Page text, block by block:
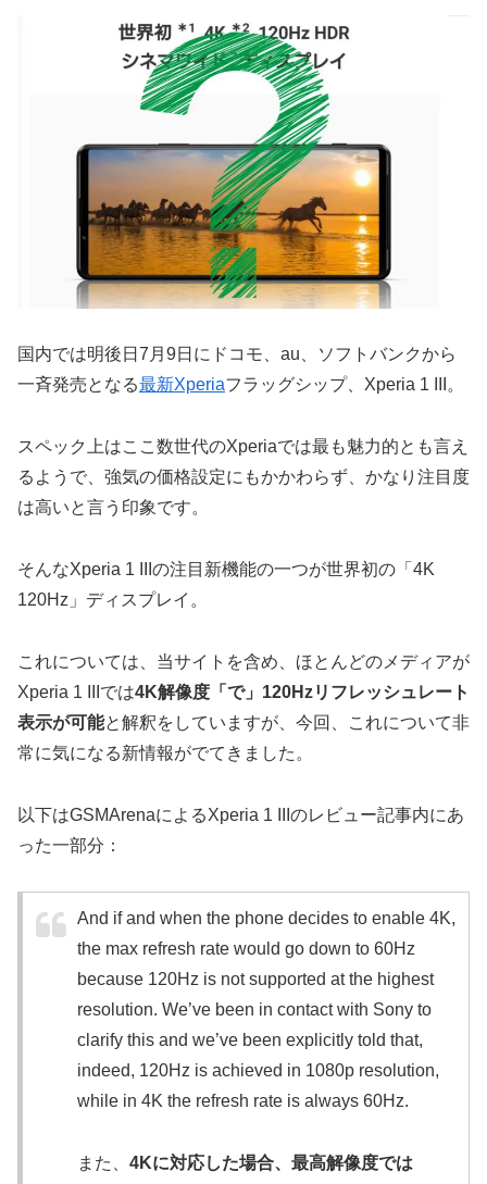
国内では明後日7月9日にドコモ、au、ソフトバンクから
一斉発売となる最新Xperiaフラッグシップ、Xperia 1 III。
スペック上はここ数世代のXperiaでは最も魅力的とも言え
るようで、強気の価格設定にもかかわらず、かなり注目度
は高いと言う印象です。
そんなXperia 1 IIIの注目新機能の一つが世界初の「4K
120Hz」ディスプレイ。
これについては、当サイトを含め、ほとんどのメディアが
Xperia 1 IIIでは4K解像度「で」120Hzリフレッシュレート
表示が可能と解釈をしていますが、今回、これについて非
常に気になる新情報がでてきました。
以下はGSMArenaによるXperia 1 IIIのレビュー記事内にあ
った一部分：
And if and when the phone decides to enable 4K,
the max refresh rate would go down to 60Hz
because 120Hz is not supported at the highest
resolution. We’ve been in contact with Sony to
clarify this and we’ve been explicitly told that,
indeed, 120Hz is achieved in 1080p resolution,
while in 4K the refresh rate is always 60Hz.
また、 4Kに対応した場合、最高解像度では